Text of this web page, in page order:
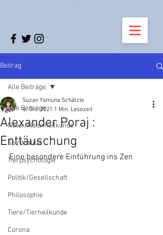
Beitrag
Alle Beiträge
Natur/Naturheilkunde
Spiritualität
Tierpsychologie
Politik/Gesellschaft
Philosophie
Tiere/Tierheilkunde
Corona
Alle Beiträge
Alexander Poraj :
Enttäuschung
Suzan Yamuna Schätzle
4. Okt. 2021 1 Min. Lesezeit
Eine besondere Einführung ins Zen